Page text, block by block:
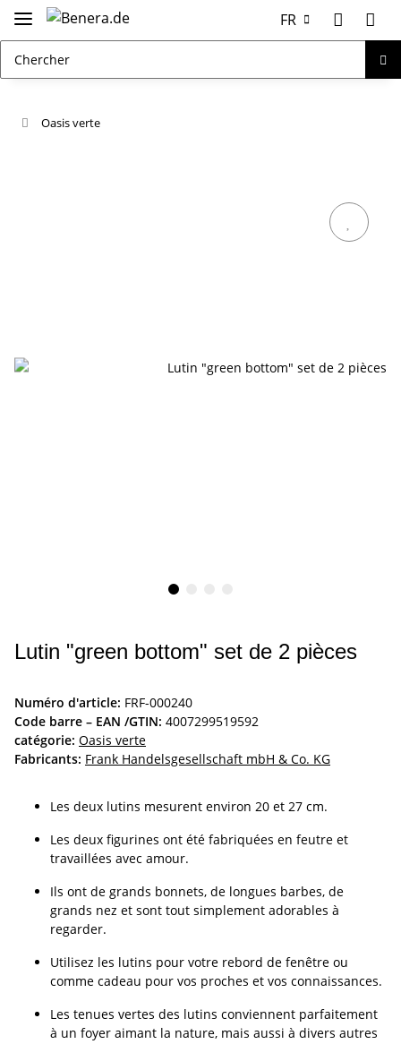
FR
Oasis verte
Lutin "green bottom" set de 2 pièces
Numéro d'article: FRF-000240
Code barre – EAN /GTIN: 4007299519592
catégorie: Oasis verte
Fabricants: Frank Handelsgesellschaft mbH & Co. KG
Les deux lutins mesurent environ 20 et 27 cm.
Les deux figurines ont été fabriquées en feutre et
travaillées avec amour.
Ils ont de grands bonnets, de longues barbes, de
grands nez et sont tout simplement adorables à
regarder.
Utilisez les lutins pour votre rebord de fenêtre ou
comme cadeau pour vos proches et vos connaissances.
Les tenues vertes des lutins conviennent parfaitement
à un foyer aimant la nature, mais aussi à divers autres